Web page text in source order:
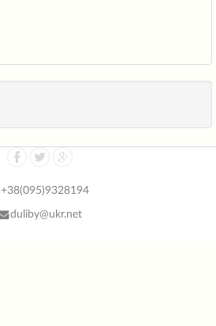
+38(095)9328194
duliby@ukr.net